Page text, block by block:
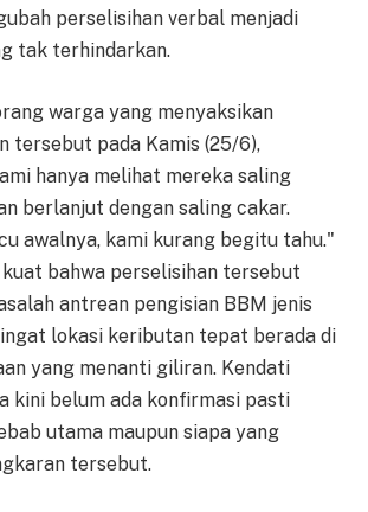
perselisihan verbal menjadi
tak terhindarkan.
warga yang menyaksikan
tersebut pada Kamis (25/6),
hanya melihat mereka saling
berlanjut dengan saling cakar.
awalnya, kami kurang begitu tahu."
bahwa perselisihan tersebut
antrean pengisian BBM jenis
lokasi keributan tepat berada di
yang menanti giliran. Kendati
kini belum ada konfirmasi pasti
utama maupun siapa yang
tersebut.